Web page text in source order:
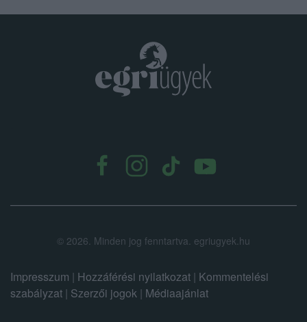
© 2026. Minden jog fenntartva. egriugyek.hu
Impresszum | Hozzáférési nyilatkozat | Kommentelési
szabályzat | Szerzői jogok | Médiaajánlat